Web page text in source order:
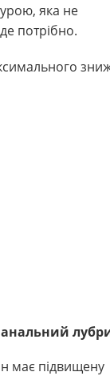
яка не
потрібно.
має підвищену